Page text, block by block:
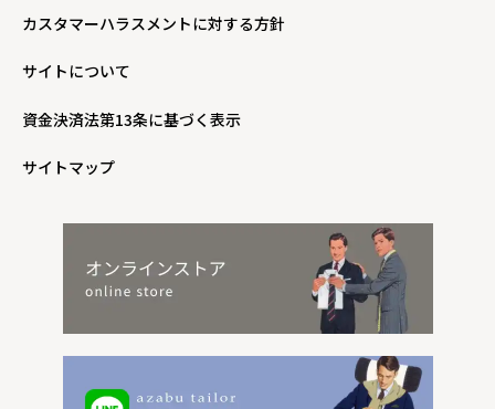
カスタマーハラスメントに対する方針
サイトについて
資金決済法第13条に基づく表示
サイトマップ